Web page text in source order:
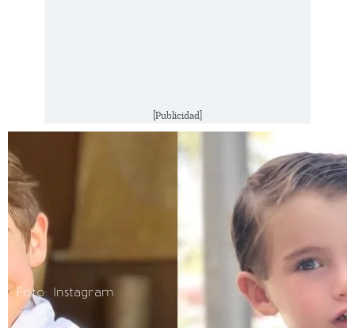
[Publicidad]
Foto: Instagram